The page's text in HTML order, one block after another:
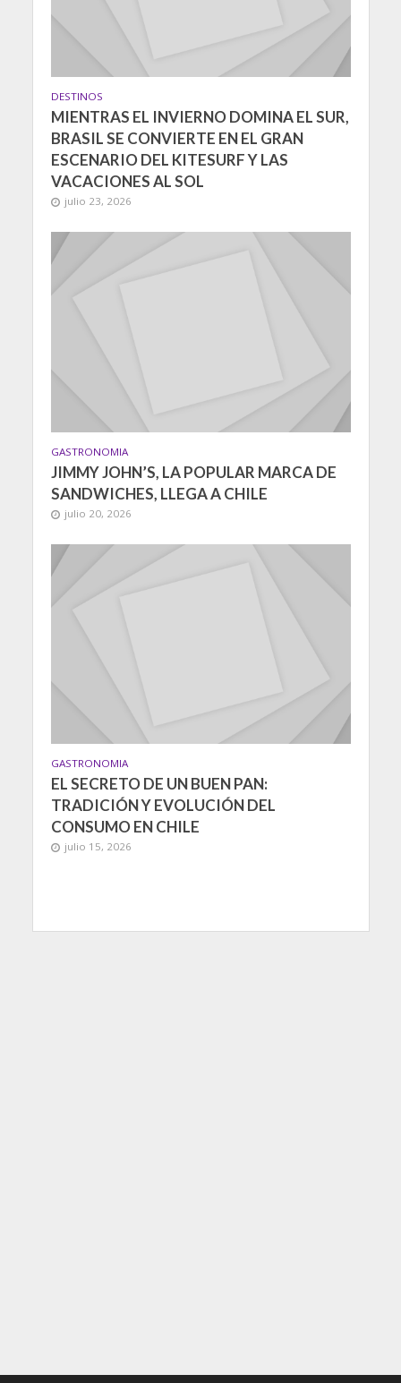
DESTINOS
MIENTRAS EL INVIERNO DOMINA EL SUR,
BRASIL SE CONVIERTE EN EL GRAN
ESCENARIO DEL KITESURF Y LAS
VACACIONES AL SOL
julio 23, 2026
GASTRONOMIA
JIMMY JOHN’S, LA POPULAR MARCA DE
SANDWICHES, LLEGA A CHILE
julio 20, 2026
GASTRONOMIA
EL SECRETO DE UN BUEN PAN:
TRADICIÓN Y EVOLUCIÓN DEL
CONSUMO EN CHILE
julio 15, 2026